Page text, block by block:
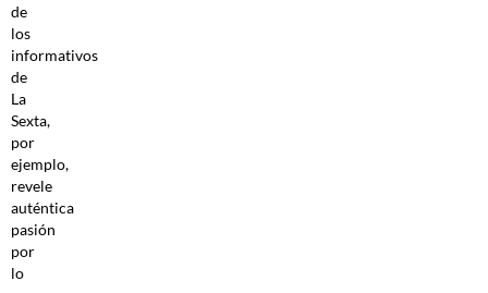
de
los
informativos
de
La
Sexta,
por
ejemplo,
revele
auténtica
pasión
por
lo